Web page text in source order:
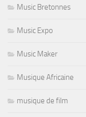
Music Bretonnes
Music Expo
Music Maker
Musique Africaine
musique de film